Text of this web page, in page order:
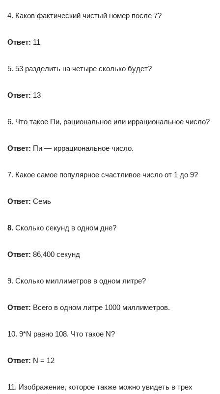
4. Каков фактический чистый номер после 7?
Ответ: 11
5. 53 разделить на четыре сколько будет?
Ответ: 13
6. Что такое Пи, рациональное или иррациональное число?
Ответ: Пи — иррациональное число.
7. Какое самое популярное счастливое число от 1 до 9?
Ответ: Семь
8. Сколько секунд в одном дне?
Ответ: 86,400 секунд
9. Сколько миллиметров в одном литре?
Ответ: Всего в одном литре 1000 миллиметров.
10. 9*N равно 108. Что такое N?
Ответ: N = 12
11. Изображение, которое также можно увидеть в трех